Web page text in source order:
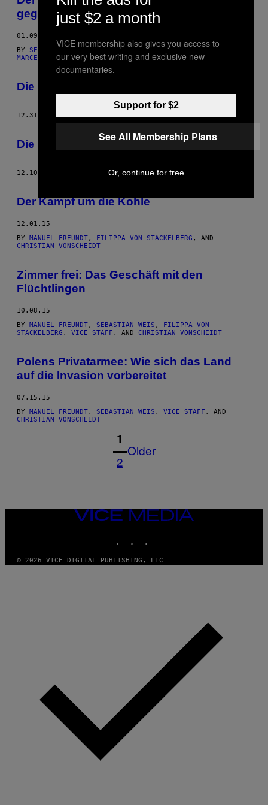
gegen den IS in den Kampf ziehen
01.09.16
BY SEBASTIAN WEIS VICE STAFF ,CHRISTIAN VONSCHEIDT
MARCEL METTELSIEFEN
Die VICE Reports: Episode 19
12.31.15 BYCHRISTIAN VONSCHEIDT
Die VICE Reports: Episode 16
12.10.15 CHRISTIAN VONSCHEIDT
Der Kampf um die Kohle
12.01.15
BY MANUEL FREUNDT, FILIPPA VON STACKELBERG , AND
CHRISTIAN VONSCHEIDT
Zimmer frei: Das Geschäft mit den
Flüchtlingen
10.08.15
BY MANUEL FREUNDT, SEBASTIAN WEIS , FILIPPA VON
STACKELBERG , VICE STAFF , AND CHRISTIAN VONSCHEIDT
Polens Privatarmee: Wie sich das Land
auf die Invasion vorbereitet
07.15.15
BY MANUEL FREUNDT, SEBASTIAN WEIS , VICE STAFF , AND
CHRISTIAN VONSCHEIDT
1
2
Older
VICE
MEDIA
© 2026 VICE DIGITAL PUBLISHING, LLC
just $2 a month
VICE membership also gives you access to
our very best writing and exclusive new
documentaries.
Support for $2
See All Membership Plans
Or, continue for free